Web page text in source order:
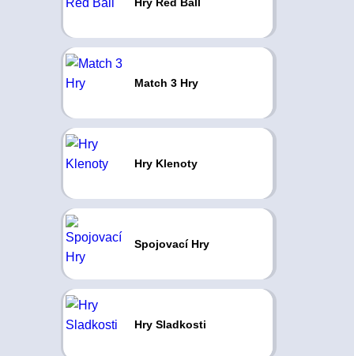
Match 3 Hry
Hry Klenoty
Spojovací Hry
Hry Sladkosti